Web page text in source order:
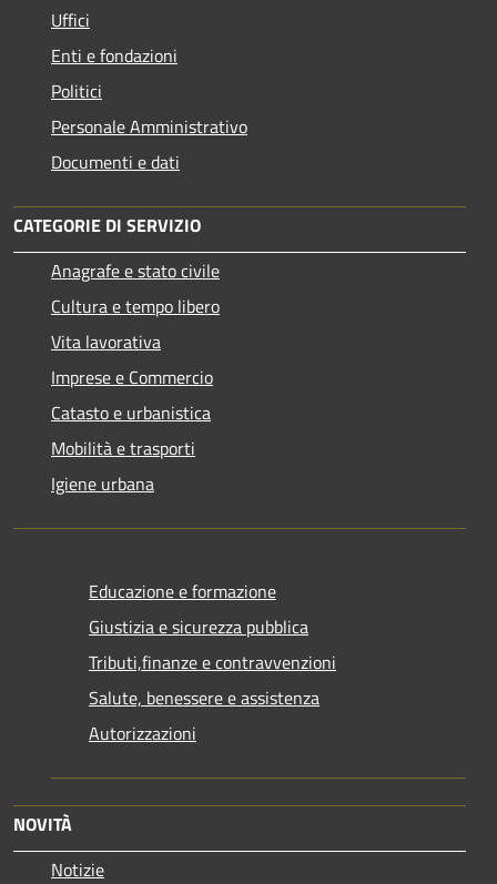
Uffici
Enti e fondazioni
Politici
Personale Amministrativo
Documenti e dati
CATEGORIE DI SERVIZIO
Anagrafe e stato civile
Cultura e tempo libero
Vita lavorativa
Imprese e Commercio
Catasto e urbanistica
Mobilità e trasporti
Igiene urbana
Educazione e formazione
Giustizia e sicurezza pubblica
Tributi,finanze e contravvenzioni
Salute, benessere e assistenza
Autorizzazioni
NOVITÀ
Notizie